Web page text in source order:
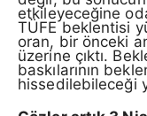
etkileyeceğine
TÜFE beklentisi
oran, bir önceki
üzerine çıktı.
baskılarının
hissedilebileceği